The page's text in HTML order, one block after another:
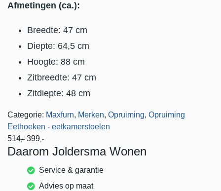
Afmetingen (ca.):
Breedte: 47 cm
Diepte: 64,5 cm
Hoogte: 88 cm
Zitbreedte: 47 cm
Zitdiepte: 48 cm
Categorie: Maxfurn, Merken, Opruiming, Opruiming
Eethoeken - eetkamerstoelen
514,- 399,-
Daarom Joldersma Wonen
Service & garantie
Advies op maat